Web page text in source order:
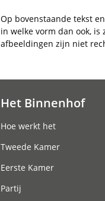
Op bovenstaande tekst
in welke vorm dan ook,
afbeeldingen zijn niet
Het Binnenhof
Hoe werkt het
Tweede Kamer
Eerste Kamer
Partij